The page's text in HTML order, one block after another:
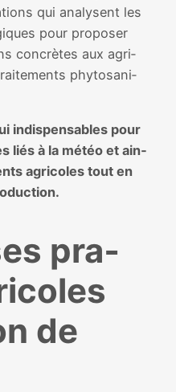
qui ana­lysent les
pour pro­po­ser
concrètes aux agri­
phy­to­sa­ni­
indis­pen­sables pour
liés à la météo et ain­
agri­coles tout en
pra­
de